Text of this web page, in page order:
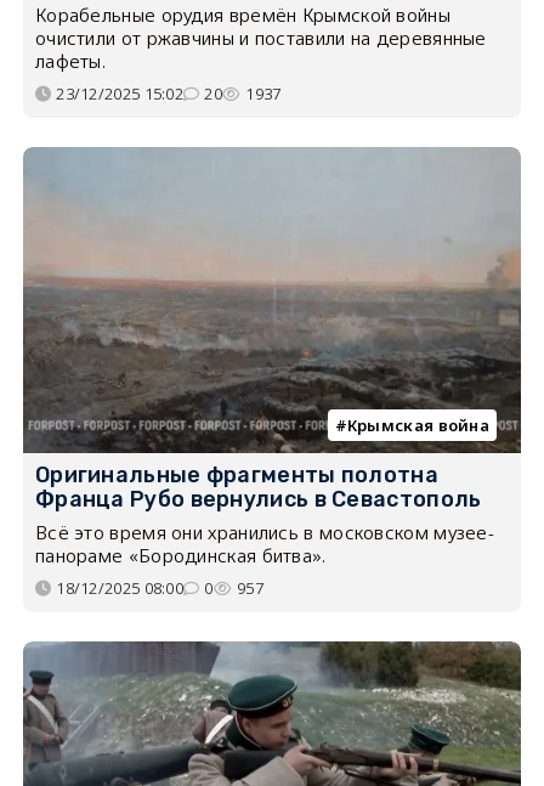
Корабельные орудия времён Крымской войны
очистили от ржавчины и поставили на деревянные
лафеты.
23/12/2025 15:02 20 1937
Крымская война
Оригинальные фрагменты полотна
Франца Рубо вернулись в Севастополь
Всё это время они хранились в московском музее-
панораме «Бородинская битва».
18/12/2025 08:00 0 957